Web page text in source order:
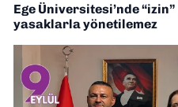
Ege Üniversitesi’nde
yasaklarla yönetilemez